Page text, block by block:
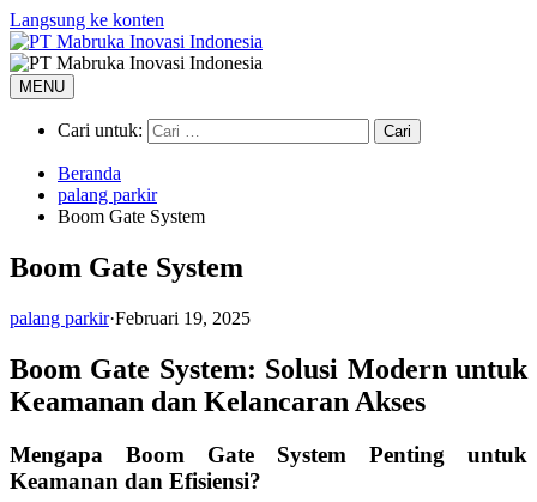
Langsung ke konten
MENU
Cari untuk:
Beranda
palang parkir
Boom Gate System
Boom Gate System
palang parkir·Februari 19, 2025
Boom Gate System: Solusi Modern untuk
Keamanan dan Kelancaran Akses
Mengapa Boom Gate System Penting untuk
Keamanan dan Efisiensi?